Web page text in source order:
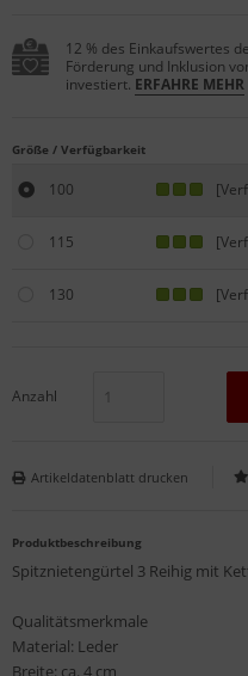
12 % des Einkaufswertes
Förderung und Inklusion
investiert. ERFAHRE MEHR
Größe / Verfügbarkeit
100
115
130
Anzahl
Artikeldatenblatt drucken
Produktbeschreibung
Spitznietengürtel 3 Reihig mit
Qualitätsmerkmale
Material: Leder